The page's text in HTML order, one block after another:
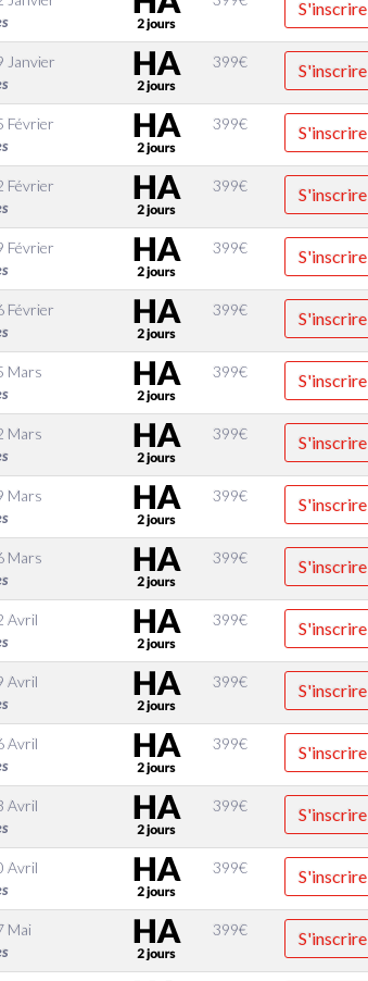
S'inscrire
Janvier
399€ S'inscrire
Février
399€ S'inscrire
Février
399€ S'inscrire
Février
399€ S'inscrire
Février
399€ S'inscrire
Mars
399€ S'inscrire
Mars
399€ S'inscrire
Mars
399€ S'inscrire
Mars
399€ S'inscrire
Avril
399€ S'inscrire
Avril
399€ S'inscrire
Avril
399€ S'inscrire
Avril
399€ S'inscrire
Avril
399€ S'inscrire
Mai
399€ S'inscrire